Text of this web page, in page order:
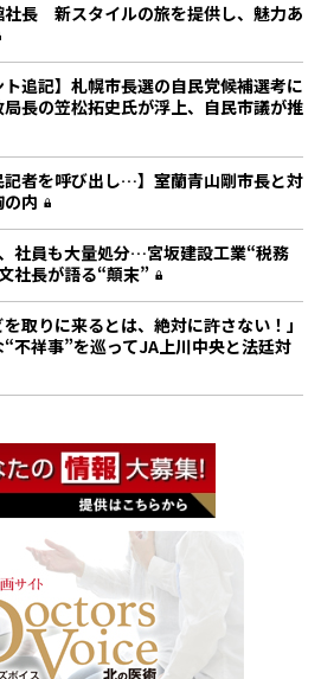
長 新スタイルの旅を提供し、魅力あ
ト追記】札幌市長選の自民党候補選考に
長の笠松拓史氏が浮上、自民市議が推
記者を呼び出し…】室蘭青山剛市長と対
内
社員も大量処分…宮坂建設工業“税務
社長が語る“顛末”
を取りに来るとは、絶対に許さない！」
不祥事”を巡ってJA上川中央と法廷対